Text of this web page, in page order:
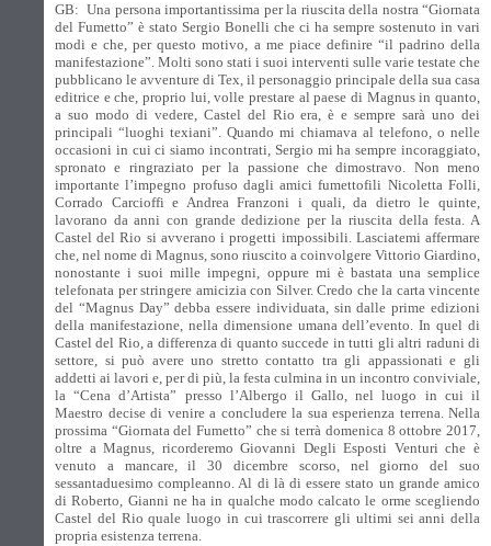
GB: Una persona importantissima per la riuscita della nostra “Giornata
del Fumetto” è stato Sergio Bonelli che ci ha sempre sostenuto in vari
modi e che, per questo motivo, a me piace definire “il padrino della
manifestazione”. Molti sono stati i suoi interventi sulle varie testate che
pubblicano le avventure di Tex, il personaggio principale della sua casa
editrice e che, proprio lui, volle prestare al paese di Magnus in quanto,
a suo modo di vedere, Castel del Rio era, è e sempre sarà uno dei
principali “luoghi texiani”. Quando mi chiamava al telefono, o nelle
occasioni in cui ci siamo incontrati, Sergio mi ha sempre incoraggiato,
spronato e ringraziato per la passione che dimostravo. Non meno
importante l’impegno profuso dagli amici fumettofili Nicoletta Folli,
Corrado Carcioffi e Andrea Franzoni i quali, da dietro le quinte,
lavorano da anni con grande dedizione per la riuscita della festa. A
Castel del Rio si avverano i progetti impossibili. Lasciatemi affermare
che, nel nome di Magnus, sono riuscito a coinvolgere Vittorio Giardino,
nonostante i suoi mille impegni, oppure mi è bastata una semplice
telefonata per stringere amicizia con Silver. Credo che la carta vincente
del “Magnus Day” debba essere individuata, sin dalle prime edizioni
della manifestazione, nella dimensione umana dell’evento. In quel di
Castel del Rio, a differenza di quanto succede in tutti gli altri raduni di
settore, si può avere uno stretto contatto tra gli appassionati e gli
addetti ai lavori e, per di più, la festa culmina in un incontro conviviale,
la “Cena d’Artista” presso l’Albergo il Gallo, nel luogo in cui il
Maestro decise di venire a concludere la sua esperienza terrena. Nella
prossima “Giornata del Fumetto” che si terrà domenica 8 ottobre 2017,
oltre a Magnus, ricorderemo Giovanni Degli Esposti Venturi che è
venuto a mancare, il 30 dicembre scorso, nel giorno del suo
sessantaduesimo compleanno. Al di là di essere stato un grande amico
di Roberto, Gianni ne ha in qualche modo calcato le orme scegliendo
Castel del Rio quale luogo in cui trascorrere gli ultimi sei anni della
propria esistenza terrena.